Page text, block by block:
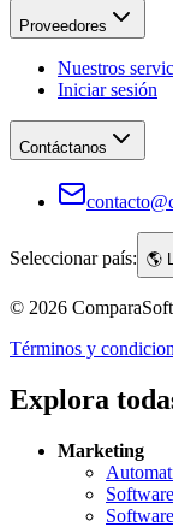
Proveedores
Nuestros
Iniciar sesión
Contáctanos
Seleccionar país: 🌎
© 2026
Términos y
Explora
Marketing